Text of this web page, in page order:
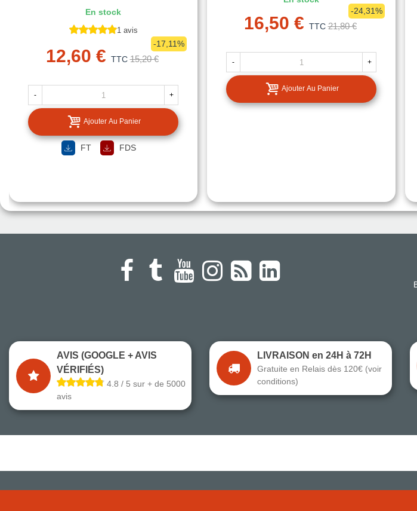
En stock
1 avis
12,60 € TTC 15,20 €
-17,11%
- +
Ajouter Au Panier
FT FDS
16,50 € TTC 21,80 €
-24,31%
- +
Ajouter Au Panier
AVIS (GOOGLE + AVIS
VÉRIFIÉS)
4.8 / 5 sur + de 5000
avis
LIVRAISON en 24H à 72H
Gratuite en Relais dès 120€ (voir
conditions)